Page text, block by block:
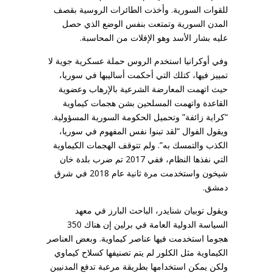
للقوات السورية. وأخذت الطائرات الروسية بقصف
المدن السورية وتمتعت بنفس الوضع الذي حصل
عليه بشار الأسد وهو الإفلات من المحاسبة.
وفي أوكرانيا استخدم الروس حملة عسكرية جوية لا
تمييز فيها، كتلك التي أحكمت أساليبها في سوريا،
حيث اتهمت المعارضة الشرعية بالإرهاب وعضوية
القاعدة واتهمت المسلحين بشن هجمات كيماوية
“كراية زائفة” وتحميل الحكومة السورية المسؤولية.
ويقول الفوال “لقد تبنوا نفس المفهوم في سوريا،
الكذب والتمسك به”. ولم تتوقف الهجمات الكيماوية
التي نفذها النظام، ففي 2017 تم ضرب بلدة خان
شيخون واستخدمت مرة ثانية عام 2018 في شرق
دمشق.
ويقول توبيان شنايدر، الباحث البارز في معهد
السياسة الدولية العامة في برلين إن هناك 350
هجوما استخدمت فيها عناصر كيماوية. وبعض العناصر
الكيماوية مثل الكلور لم يتم تصنيفها كسلاح كيماوي
ولكن يمكن استخدامها بطريقة مرعبة تدفع المدنيين